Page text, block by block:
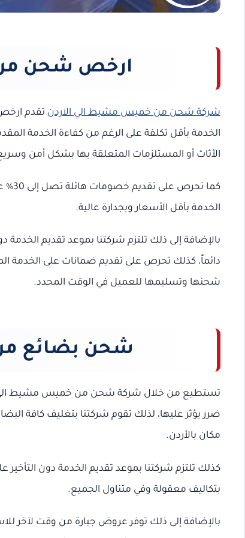
ارخص شحن من
شركة شحن من خميس مشيط الي الاردنتقدم
الخدمة بأقل تكلفة على الرغم من كفاءة الخدمة
الأثاث أو المستلزمات المتعلقة بها بشكل أمن
الخدمة بأقل الأسعار وبجدارة عالية.
بالإضافة إلى ذلك تلتزم شركتنا بموعد تقديم الخدمة
دائماً، كذلك تحرص على تقديم ضمانات على الخدمة
شحنها وتسليمها للعميل في الوقت المحدد.
شحن بضائع
تستطيع من خلال شركة شحن من خميس مشيط الي
ضرر يؤثر عليها، لذلك تقوم شركتنا بتغليف كافة
مكان بالأردن.
كذلك تلتزم شركتنا بموعد تقديم الخدمة دون التأخير
بتكاليف معقولة وفي متناول الجميع.
بالإضافة إلى ذلك توفر عروض جبارة من وقت لآخر